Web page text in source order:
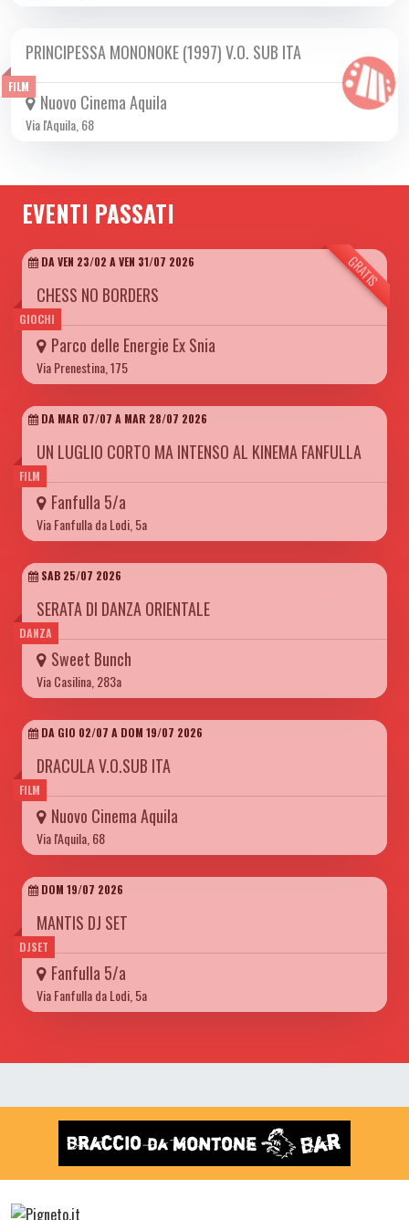
FILM
DA GIO 04/06 A LUN 08/06 2026
PRINCIPESSA MONONOKE (1997) V.O. SUB ITA
Nuovo Cinema Aquila
Via l'Aquila, 68
EVENTI PASSATI
GIOCHI
GRATIS
DA VEN 23/02 A VEN 31/07 2026
CHESS NO BORDERS
Parco delle Energie Ex Snia
Via Prenestina, 175
FILM
DA MAR 07/07 A MAR 28/07 2026
UN LUGLIO CORTO MA INTENSO AL KINEMA FANFULLA
Fanfulla 5/a
Via Fanfulla da Lodi, 5a
DANZA
SAB 25/07 2026
SERATA DI DANZA ORIENTALE
Sweet Bunch
Via Casilina, 283a
FILM
DA GIO 02/07 A DOM 19/07 2026
DRACULA V.O.SUB ITA
Nuovo Cinema Aquila
Via l'Aquila, 68
DJSET
DOM 19/07 2026
MANTIS DJ SET
Fanfulla 5/a
Via Fanfulla da Lodi, 5a